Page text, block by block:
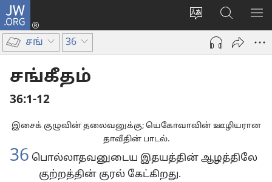
JW.ORG
மொழியை
மாற்றவும்
உள்நுழைக
window)
JW.ORG-
ல்
தேடவும்
சங் 36
சங்கீதம்
36:1-12
இசைக் குழுவின் தலைவனுக்கு; யெகோவாவின் ஊழியரான
தாவீதின் பாடல்.
36 பொல்லாதவனுடைய இதயத்தின் ஆழத்திலே
குற்றத்தின் குரல் கேட்கிறது.